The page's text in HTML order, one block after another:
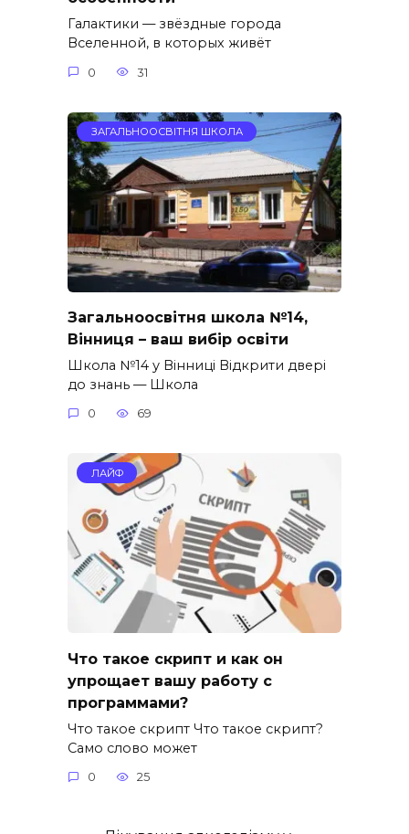
Галактики — звёздные города
Вселенной, в которых живёт
0 31
ЗАГАЛЬНООСВІТНЯ ШКОЛА
Загальноосвітня школа №14,
Вінниця – ваш вибір освіти
Школа №14 у Вінниці Відкрити двері
до знань — Школа
0 69
ЛАЙФ
Что такое скрипт и как он
упрощает вашу работу с
программами?
Что такое скрипт Что такое скрипт?
Само слово может
0 25